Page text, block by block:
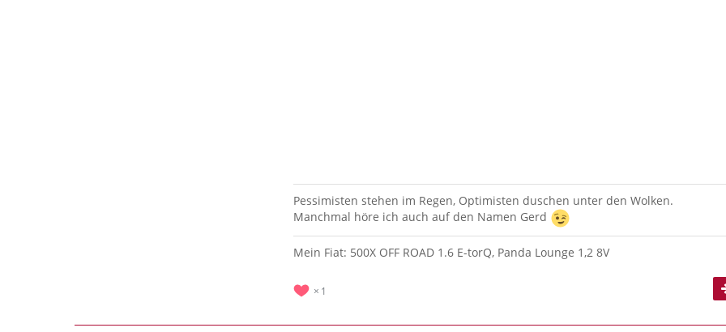
Pessimisten stehen im Regen, Optimisten duschen unter den Wolken.
Manchmal höre ich auch auf den Namen Gerd
Mein Fiat: 500X OFF ROAD 1.6 E-torQ, Panda Lounge 1,2 8V
1